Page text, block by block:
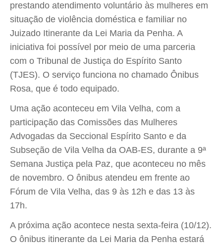
prestando atendimento voluntário às mulheres em
situação de violência doméstica e familiar no
Juizado Itinerante da Lei Maria da Penha. A
iniciativa foi possível por meio de uma parceria
com o Tribunal de Justiça do Espírito Santo
(TJES). O serviço funciona no chamado Ônibus
Rosa, que é todo equipado.
Uma ação aconteceu em Vila Velha, com a
participação das Comissões das Mulheres
Advogadas da Seccional Espírito Santo e da
Subseção de Vila Velha da OAB-ES, durante a 9ª
Semana Justiça pela Paz, que aconteceu no mês
de novembro. O ônibus atendeu em frente ao
Fórum de Vila Velha, das 9 às 12h e das 13 às
17h.
A próxima ação acontece nesta sexta-feira (10/12).
O ônibus itinerante da Lei Maria da Penha estará